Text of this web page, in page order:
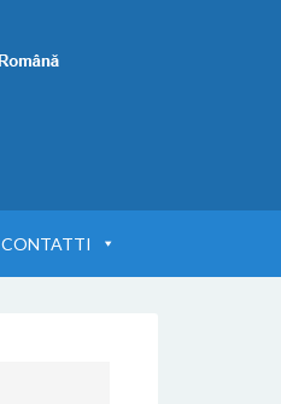
CONTATTI